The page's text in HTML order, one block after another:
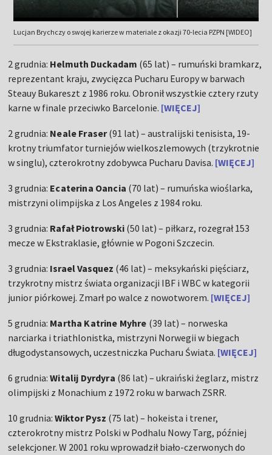
Lucjan Brychczy o swojej karierze w materiale z okazji 70-lecia PZPN [WIDEO]
2 grudnia: Helmuth Duckadam (65 lat) – rumuński bramkarz,
reprezentant kraju, zwycięzca Pucharu Europy w barwach
Steauy Bukareszt z 1986 roku. Obronił wszystkie cztery rzuty
karne w finale przeciwko Barcelonie. [WIĘCEJ]
2 grudnia: Neale Fraser(91 lat) – australijski tenisista, 19-
krotny triumfator turniejów wielkoszlemowych (trzykrotnie
w singlu), czterokrotny zdobywca Pucharu Davisa. [WIĘCEJ]
3 grudnia: Ecaterina Oancia (70 lat) – rumuńska wioślarka,
mistrzyni olimpijska z Los Angeles z 1984 roku.
3 grudnia: Rafał Piotrowski (50 lat) – piłkarz, rozegrał 153
mecze w Ekstraklasie, głównie w Pogoni Szczecin.
3 grudnia: Israel Vasquez (46 lat) – meksykański pięściarz,
trzykrotny mistrz świata organizacji IBF i WBC w kategorii
junior piórkowej. Zmarł po walce z nowotworem. [WIĘCEJ]
5 grudnia: Martha Katrine Myhre (39 lat) – norweska
narciarka i triathlonistka, mistrzyni Norwegii w biegach
długodystansowych, uczestniczka Pucharu Świata. [WIĘCEJ]
6 grudnia:Witalij Dyrdyra (86 lat) – ukraiński żeglarz, mistrz
olimpijski z Monachium z 1972 roku w barwach ZSRR.
10 grudnia:Wiktor Pysz (75 lat) – hokeista i trener,
czterokrotny mistrz Polski w Podhalu Nowy Targ, później
selekcjoner. W 2001 roku wprowadził biało-czerwonych do